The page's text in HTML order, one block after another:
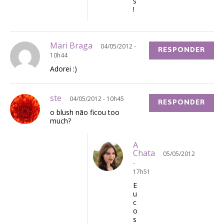
!
Mari Braga
04/05/2012 -
10h44
Adorei :)
RESPONDER
ste 04/05/2012 - 10h45
o blush não ficou too
much?
RESPONDER
A
Chata
05/05/2012
-
17h51
E
u
c
o
s